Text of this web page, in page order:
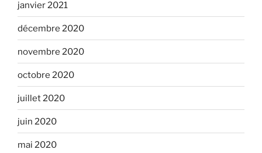
janvier 2021
décembre 2020
novembre 2020
octobre 2020
juillet 2020
juin 2020
mai 2020